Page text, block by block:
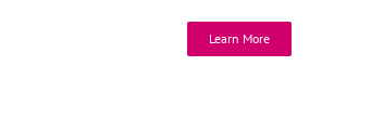
Learn More